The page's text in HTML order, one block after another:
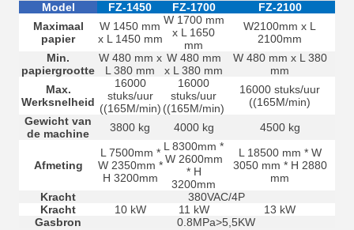
Model FZ-1450 FZ-1700
FZ-2100
Maximaal
papier
W 1450 mm
x L 1450 mm
W 1700 mm
x L 1650
mm
W2100mm x L
2100mm
Min.
papiergrootte
W 480 mm x
L 380 mm
W 480 mm
x L 380 mm
W 480 mm x L 380
mm
Max.
Werksnelheid
16000
stuks/uur
((165M/min)
16000
stuks/uur
((165M/min)
16000 stuks/uur
((165M/min)
Gewicht van
de machine
3800 kg 4000 kg 4500 kg
Afmeting
L 7500mm *
W 2350mm *
H 3200mm
L 8300mm *
W 2600mm
* H
3200mm
L 18500 mm * W
3050 mm * H 2880
mm
Kracht
380VAC/4P
Kracht
10 kW 11 kW
13 kW
Gasbron
0.8MPa>5,5KW